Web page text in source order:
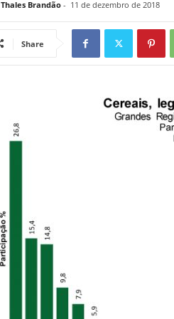
Thales Brandão- 11 de dezembro de 2018
Share